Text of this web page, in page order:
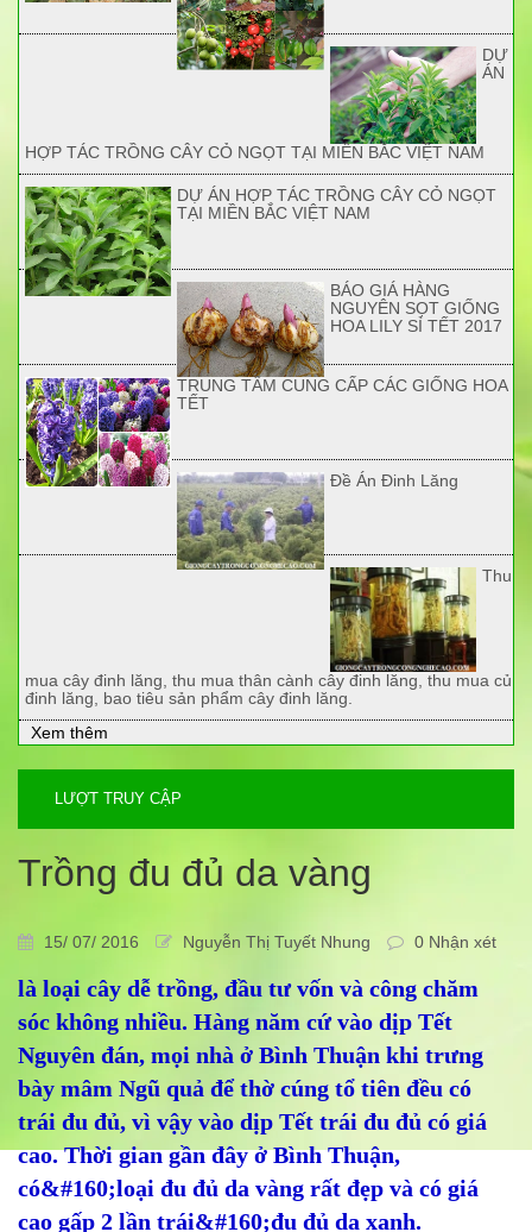
DỰ
ÁN
HỢP TÁC TRỒNG CÂY CỎ NGỌT TẠI MIỀN BẮC VIỆT NAM
DỰ ÁN HỢP TÁC TRỒNG CÂY CỎ NGỌT
TẠI MIỀN BẮC VIỆT NAM
BÁO GIÁ HÀNG
NGUYÊN SỌT GIỐNG
HOA LILY SỈ TẾT 2017
TRUNG TÂM CUNG CẤP CÁC GIỐNG HOA
TẾT
Đề Án Đinh Lăng
Thu
mua cây đinh lăng, thu mua thân cành cây đinh lăng, thu mua củ
đinh lăng, bao tiêu sản phẩm cây đinh lăng.
Xem thêm
LƯỢT TRUY CẬP
Trồng đu đủ da vàng
15/ 07/ 2016 Nguyễn Thị Tuyết Nhung 0 Nhận xét
là loại cây dễ trồng, đầu tư vốn và công chăm
sóc không nhiều. Hàng năm cứ vào dịp Tết
Nguyên đán, mọi nhà ở Bình Thuận khi trưng
bày mâm Ngũ quả để thờ cúng tổ tiên đều có
trái đu đủ, vì vậy vào dịp Tết trái đu đủ có giá
cao. Thời gian gần đây ở Bình Thuận,
có&#160;loại đu đủ da vàng rất đẹp và có giá
cao gấp 2 lần trái&#160;đu đủ da xanh.